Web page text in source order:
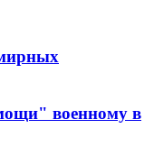
военному в